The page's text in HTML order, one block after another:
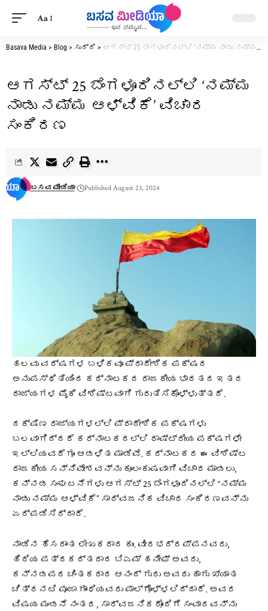
Aa
Basava Media > Blog > ಸುದ್ದಿ > ಆಗಸ್ಟ್ 25 ಬೆಂಗಳೂರಿನಲ್ಲಿ ‘ನಮ್ಮ ನಾಡು ನಮ್ಮ ಆಳ್ವಿಕೆ’ ವಿಚಾರ ಸಂಕಿರಣ
ಆಗಸ್ಟ್ 25 ಬೆಂಗಳೂರಿನಲ್ಲಿ ‘ನಮ್ಮ
ನಾಡು ನಮ್ಮ ಆಳ್ವಿಕೆ’ ವಿಚಾರ
ಸಂಕಿರಣ
ಬಸವ ಮೀಡಿಯಾ Published August 23, 2024
ಹಲವು ವರ್ಷಗಳ ಬಳಿಕವೂ ಪ್ರಾದೇಶಿಕ ಪಕ್ಷದ
ಅನುಪಸ್ಥಿತಿಯಿಂದ ಕರ್ನಾಟಕದ ರಾಜಕೀಯ ಭಾರತದ ಇತರ
ರಾಜ್ಯಗಳ ಪೈಕಿ ವಿಶಿಷ್ಟವಾಗಿ ಗುರುತಿಸಿಕೊಳ್ಳುತ್ತದೆ.
ದಕ್ಷಿಣ ರಾಜ್ಯಗಳಲ್ಲಿ ಪ್ರಾದೇಶಿಕ ಪಕ್ಷಗಳು
ಬಲವಾಗಿದ್ದರೆ ಕರ್ನಾಟಕದಲ್ಲಿ ರಾಷ್ಟ್ರೀಯ ಪಕ್ಷಗಳೇ
ಇಲ್ಲಿಯವರೆಗೂ ಆಡಳಿತ ಮಾಡಿವೆ. ಕರ್ನಾಟಕದ ಈ ವಿಶಿಷ್ಟ
ರಾಜಕೀಯ ಸನ್ನಿವೇಶವನ್ನು ಕೂಲಂಕುಷವಾಗಿ ವಿಚಾರ ಮಾಡಲು,
ಕನ್ನಡ ಸಂಘಟನೆಗಳು ಆಗಸ್ಟ್ 25 ಬೆಂಗಳೂರಿನಲ್ಲಿ “ನಮ್ಮ
ನಾಡು ನಮ್ಮ ಆಳ್ವಿಕೆ” ಸಾರ್ವಜನಿಕ ವಿಚಾರ ಸಂಕಿರಣವನ್ನು
ಏರ್ಪಡಿಸಿದ್ದಾರೆ.
ನಾಡಿನ ಹೆಸರಾಂತ ಲೇಖಕರಾದ ಕುಂ. ವೀರಭದ್ರಪ್ಪನವರು,
ಹಿರಿಯ ಪತ್ರಕರ್ತರಾದ ಬಿಎಮ್ ಹನೀಫ್ ಅವರು,
ಕನ್ನಡಪರ ಚಿಂತಕರಾದ ಆನಂದ್ ಗುರು ಅವರು ಹಾಗು ಖ್ಯಾತ
ಚಿತ್ರನಟಿ ಪೂಜಾ ಗಾಂಧಿಯವರು ಪಾಲ್ಗೊಳ್ಳಲಿದ್ದಾರೆ. ಅವರ
ವಿಷಯ ಮಂಡನೆ ನಂತರ, ಸಾರ್ವಜನಿಕರೊಂದಿಗೆ ಸಂವಾದವನ್ನು